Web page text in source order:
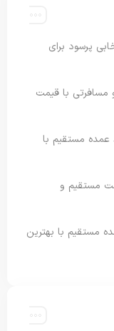
پرسود برای
مسافرتی با قیمت
عمده مستقیم با
مستقیم و
مستقیم با بهترین